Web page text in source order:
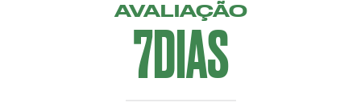
AVALIAÇÃO
7DIAS